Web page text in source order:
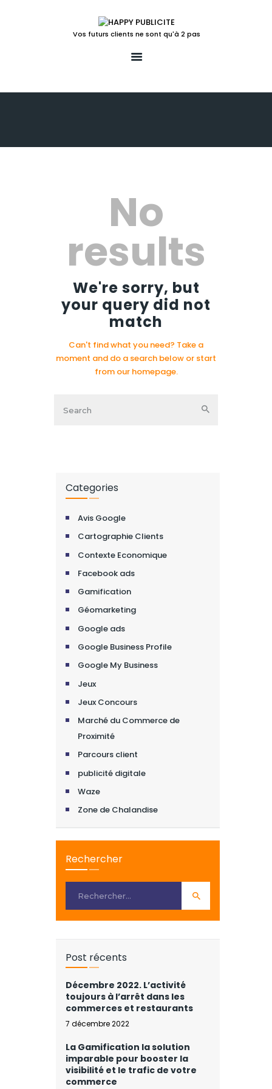
Vos futurs clients ne sont qu'à 2 pas
ACTIONS TEMPS FORTS
No
results
We're sorry, but
your query did not
match
Can't find what you need? Take a
moment and do a search below or start
from our homepage.
Categories
Avis Google
Cartographie Clients
Contexte Economique
Facebook ads
Gamification
Géomarketing
Google ads
Google Business Profile
Google My Business
Jeux
Jeux Concours
Marché du Commerce de
Proximité
Parcours client
publicité digitale
Waze
Zone de Chalandise
Rechercher
Post récents
Décembre 2022. L’activité
toujours à l’arrêt dans les
commerces et restaurants
7 décembre 2022
La Gamification la solution
imparable pour booster la
visibilité et le trafic de votre
commerce